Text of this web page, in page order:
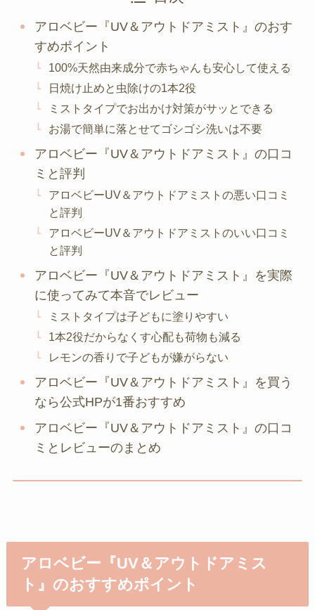
アロベビー『UV＆アウトドアミスト』のおす
すめポイント
100%天然由来成分で赤ちゃんも安心して使える
日焼け止めと虫除けの1本2役
ミストタイプでお出かけ対策がサッとできる
お湯で簡単に落とせてゴシゴシ洗いは不要
アロベビー『UV＆アウトドアミスト』の口コ
ミと評判
アロベビーUV＆アウトドアミストの悪い口コミ
と評判
アロベビーUV＆アウトドアミストのいい口コミ
と評判
アロベビー『UV＆アウトドアミスト』を実際
に使ってみて本音でレビュー
ミストタイプは子どもに塗りやすい
1本2役だからなくす心配も荷物も減る
レモンの香りで子どもが嫌がらない
アロベビー『UV＆アウトドアミスト』を買う
なら公式HPが1番おすすめ
アロベビー『UV＆アウトドアミスト』の口コ
ミとレビューのまとめ
アロベビー『UV＆アウトドアミス
ト』のおすすめポイント